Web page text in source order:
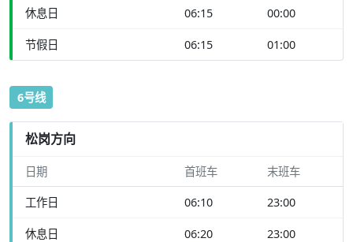
休息日 06:15 00:00
节假日 06:15 01:00
6号线
松岗方向
日期 首班车 末班车
工作日 06:10 23:00
休息日 06:20 23:00